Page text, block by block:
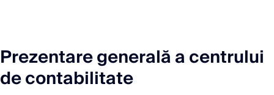
Prezentare generală a centrului
de contabilitate